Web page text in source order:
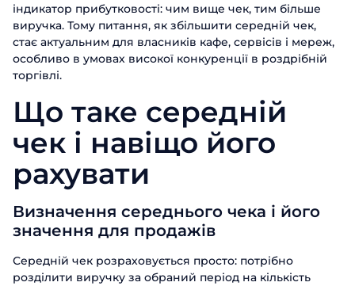
індикатор прибутковості: чим вище чек, тим більше
виручка. Тому питання, як збільшити середній чек,
стає актуальним для власників кафе, сервісів і мереж,
особливо в умовах високої конкуренції в роздрібній
торгівлі.
Що таке середній
чек і навіщо його
рахувати
Визначення середнього чека і його
значення для продажів
Середній чек розраховується просто: потрібно
розділити виручку за обраний період на кількість